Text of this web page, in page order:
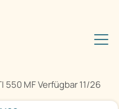
550 MF Verfügbar 11/26